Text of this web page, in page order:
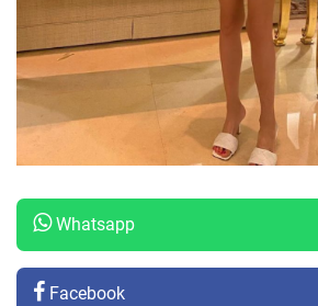
Whatsapp
Facebook